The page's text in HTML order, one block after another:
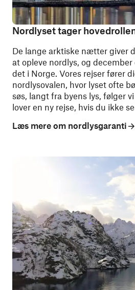
Nordlyset tager
De lange arktiske nætter giver
at opleve nordlys, og
det i Norge. Vores rejser fører
nordlysovalen, hvor lyset ofte
søs, langt fra byens lys, følger
lover en ny rejse, hvis du ikke
Læs mere om nordlysgaranti